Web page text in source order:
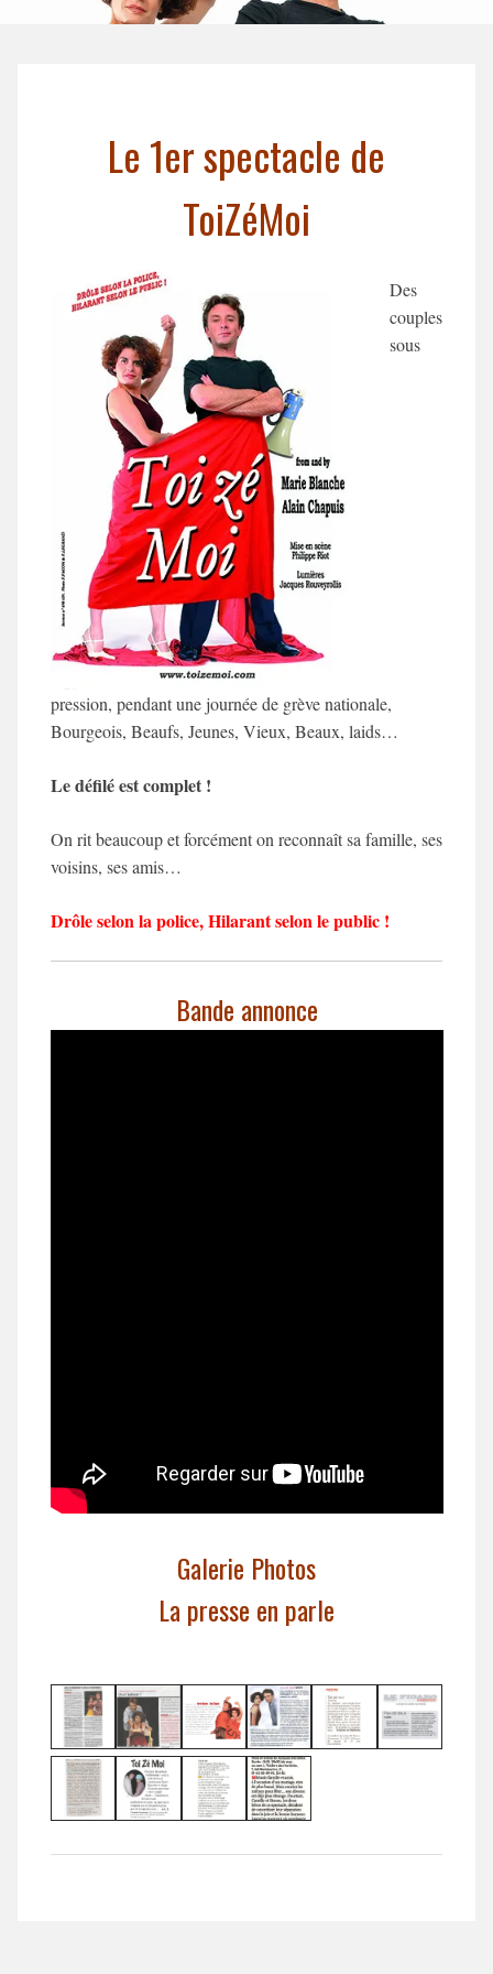
Le 1er spectacle de
ToiZéMoi
Des
couples
sous
pression, pendant une journée de grève nationale,
Bourgeois, Beaufs, Jeunes, Vieux, Beaux, laids…
Le défilé est complet !
On rit beaucoup et forcément on reconnaît sa famille, ses
voisins, ses amis…
Drôle selon la police, Hilarant selon le public !
Bande annonce
Galerie Photos
La presse en parle